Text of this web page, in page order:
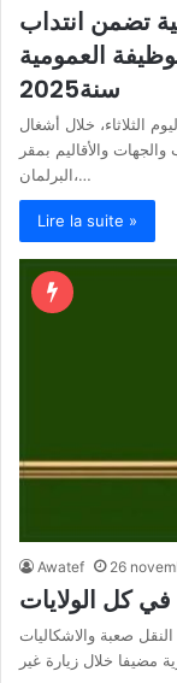
تضمن انتداب
بالوظيفة العمومية
سنة2025
الثلاثاء، خلال أشغال
والأقاليم بمقر
البرلمان،…
Lire la suite »
Awatef 26
كل الولايات
صعبة والاشكاليات